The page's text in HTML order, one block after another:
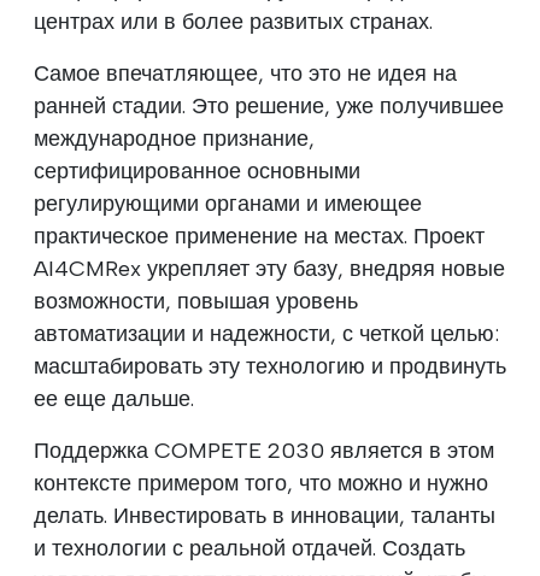
центрах или в более развитых странах.
Самое впечатляющее, что это не идея на
ранней стадии. Это решение, уже получившее
международное признание,
сертифицированное основными
регулирующими органами и имеющее
практическое применение на местах. Проект
AI4CMRex укрепляет эту базу, внедряя новые
возможности, повышая уровень
автоматизации и надежности, с четкой целью:
масштабировать эту технологию и продвинуть
ее еще дальше.
Поддержка COMPETE 2030 является в этом
контексте примером того, что можно и нужно
делать. Инвестировать в инновации, таланты
и технологии с реальной отдачей. Создать